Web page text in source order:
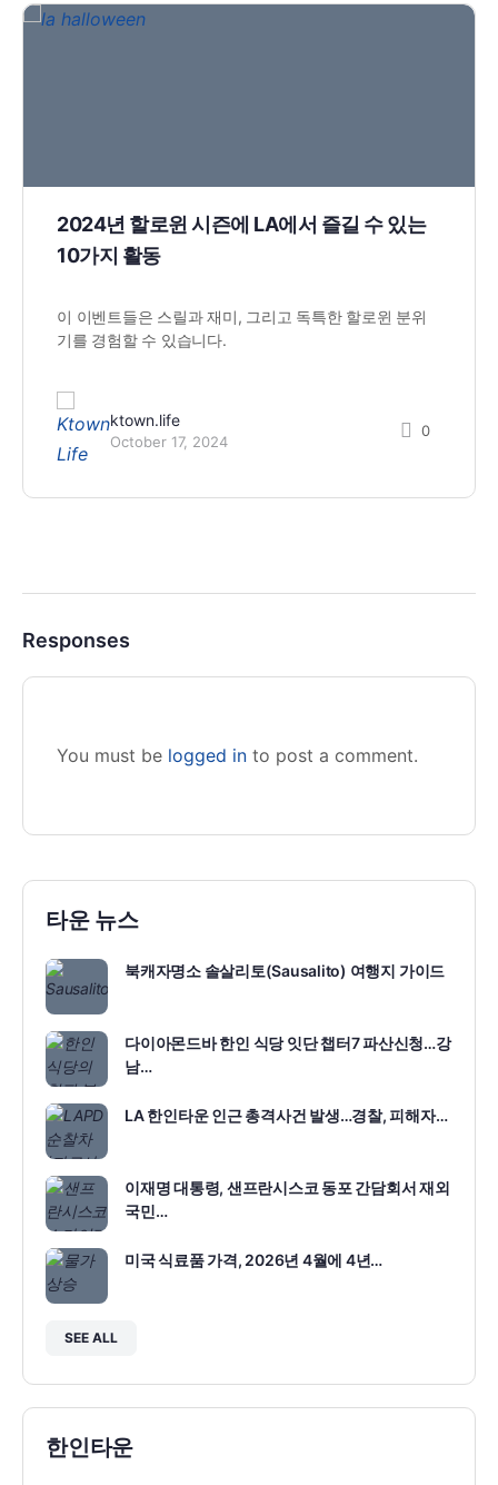
2024년 할로윈 시즌에 LA에서 즐길 수 있는
10가지 활동
이 이벤트들은 스릴과 재미, 그리고 독특한 할로윈 분위
기를 경험할 수 있습니다.
ktown.life
October 17, 2024
0
Responses
You must be logged in to post a comment.
타운 뉴스
북캐자명소 솔살리토(Sausalito) 여행지 가이드
다이아몬드바 한인 식당 잇단 챕터7 파산신청…강
남…
LA 한인타운 인근 총격사건 발생…경찰, 피해자…
이재명 대통령, 샌프란시스코 동포 간담회서 재외
국민…
미국 식료품 가격, 2026년 4월에 4년…
SEE ALL
한인타운